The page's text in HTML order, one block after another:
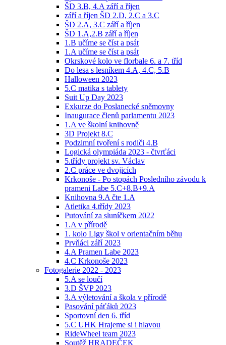
ŠD 3.B, 4.A září a říjen
září a říjen ŠD 2.D, 2.C a 3.C
ŠD 2.A, 3.C září a říjen
ŠD 1.A,2.B září a říjen
1.B učíme se číst a psát
1.A učíme se číst a psát
Okrskové kolo ve florbale 6. a 7. tříd
Do lesa s lesníkem 4.A, 4.C, 5.B
Halloween 2023
5.C matika s tablety
Suit Up Day 2023
Exkurze do Poslanecké sněmovny
Inaugurace členů parlamentu 2023
1.A ve školní knihovně
3D Projekt 8.C
Podzimní tvoření s rodiči 4.B
Logická olympiáda 2023 - čtvrťáci
5.třídy projekt sv. Václav
2.C práce ve dvojicích
Krkonoše - Po stopách Posledního závodu k
prameni Labe 5.C+8.B+9.A
Knihovna 9.A čte 1.A
Atletika 4.třídy 2023
Putování za sluníčkem 2022
1.A v přírodě
1. kolo Ligy škol v orientačním běhu
Prvňáci září 2023
4.A Pramen Labe 2023
4.C Krkonoše 2023
Fotogalerie 2022 - 2023
5.A se loučí
3.D ŠVP 2023
3.A výletování a škola v přírodě
Pasování páťáků 2023
Sportovní den 6. tříd
5.C UHK Hrajeme si i hlavou
RideWheel team 2023
Soutěž HRADEČEK